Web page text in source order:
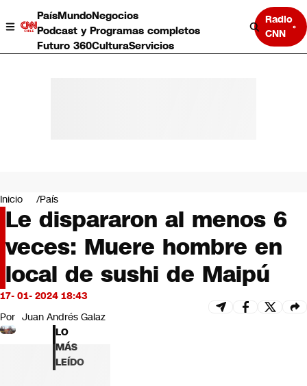
PaísMundoNegocios
Podcast y Programas completos
Futuro 360CulturaServicios
Radio
CNN
Negocios
Deportes
Programas completos
Cultura
Servicios
Bits
CNN tiempo
Futuro 360
Opinión
Inicio País
Le dispararon al menos 6
veces: Muere hombre en
local de sushi de Maipú
17- 01- 2024 18:43
Por Juan Andrés Galaz
LO
MÁS
LEÍDO